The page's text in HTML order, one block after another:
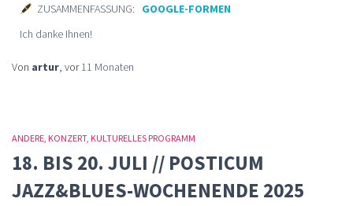
ZUSAMMENFASSUNG: GOOGLE-FORMEN
Ich danke Ihnen!
Von artur, vor11 Monaten
ANDERE KONZERT KULTURELLES PROGRAMM
18. BIS 20. JULI // POSTICUM
JAZZ&BLUES-WOCHENENDE 2025